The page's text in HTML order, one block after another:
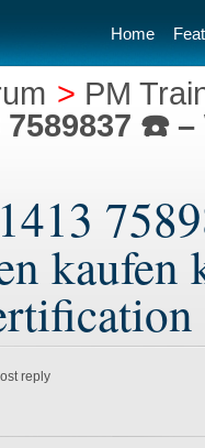
Home
> PM
☎️
kaufen
reply